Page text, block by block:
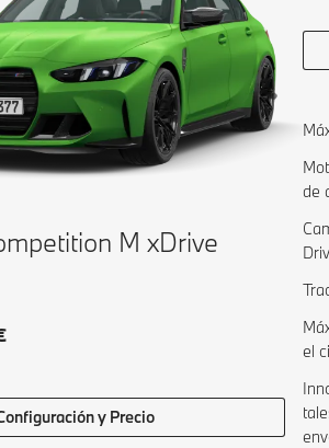
M xDrive
y Precio
de
el